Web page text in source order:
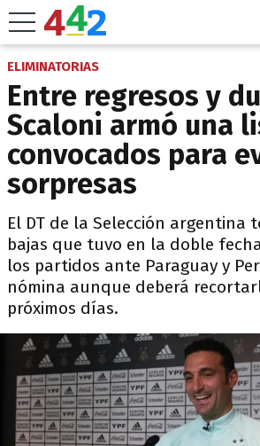
ELIMINATORIAS
Entre regresos y
Scaloni armó una
convocados para
sorpresas
El DT de la Selección argentina
bajas que tuvo en la doble
los partidos ante Paraguay y
nómina aunque deberá
próximos días.